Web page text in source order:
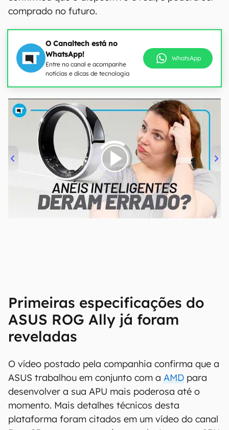
comprado no futuro.
O Canaltech está no
WhatsApp!
Entre no canal e acompanhe
notícias e dicas de tecnologia
WhatsApp
00:00/21:11
Primeiras especificações do
ASUS ROG Ally já foram
reveladas
O vídeo postado pela companhia confirma que a
ASUS trabalhou em conjunto com a AMD para
desenvolver a sua APU mais poderosa até o
momento. Mais detalhes técnicos desta
plataforma foram citados em um vídeo do canal